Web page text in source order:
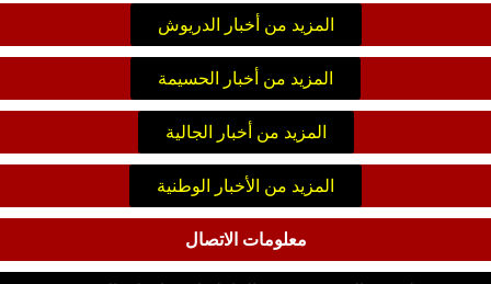
المزيد من أخبار الدريوش
المزيد من أخبار الحسيمة
المزيد من أخبار الجالية
المزيد من الأخبار الوطنية
معلومات الاتصال